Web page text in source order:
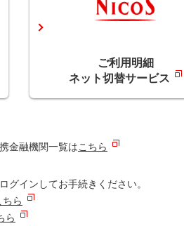
ご利用明細
ネット切替サービス
金融機関一覧はこちら
グインしてお手続きください。
ちら
ら